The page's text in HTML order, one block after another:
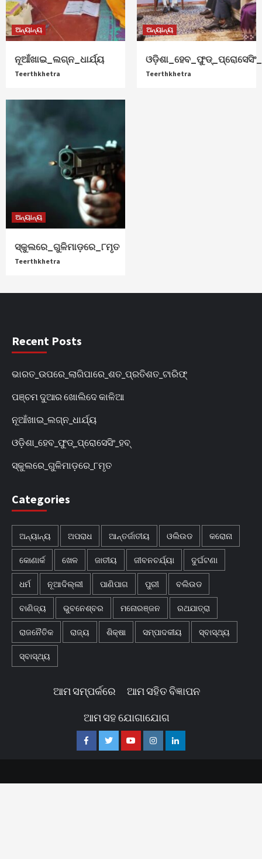
ଅନ୍ୟାନ୍ୟ
ନୂଆଁଖାଇ_ଲଗ୍ନ_ଧାର୍ଯ୍ୟ
Teerthkhetra
ଅନ୍ୟାନ୍ୟ
Teerthkhetra
ଅନ୍ୟାନ୍ୟ
ସ୍କୁଲରେ_ଗୁଳିମାଡ଼ରେ_୮ମୃତ
Teerthkhetra
Recent Posts
ଭାରତ_ଉପରେ_ଲାଗିପାରେ_ଶତ_ପ୍ରତିଶତ_ଟାରିଫ୍
ପଞ୍ଚମ ଦୁଆର ଖୋଲିଦେ କାଳିଆ
ନୂଆଁଖାଇ_ଲଗ୍ନ_ଧାର୍ଯ୍ୟ
ଓଡ଼ିଶା_ହେବ_ଫୁଡ୍‌_ପ୍ରୋସେସିଂ_ହବ୍‌
ସ୍କୁଲରେ_ଗୁଳିମାଡ଼ରେ_୮ମୃତ
Categories
ଅନ୍ୟାନ୍ୟ ଅପରାଧ ଆନ୍ତର୍ଜାତୀୟ ଓଲିଉଡ କରୋନା
କୋଣାର୍କ ଖେଳ ଜାତୀୟ ଜୀବନଚର୍ଯ୍ୟା ଦୁର୍ଘଟଣା
ଧର୍ମ ନୂଆଦିଲ୍ଲୀ ପାଣିପାଗ ପୁରୀ ବଲିଉଡ
ବାଣିଜ୍ୟ ଭୁବନେଶ୍ବର ମନୋରଞ୍ଜନ ରଥଯାତ୍ରା
ରାଜନୈତିକ ରାଜ୍ୟ ଶିକ୍ଷା ସମ୍ପାଦକୀୟ ସ୍ବାସ୍ଥ୍ୟ
ସ୍ବାସ୍ଥ୍ୟ
ଆମ ସମ୍ପର୍କରେ ଆମ ସହିତ ବିଜ୍ଞାପନ
ଆମ ସହ ଯୋଗାଯୋଗ
FacebookTwitterYoutubeInstagramLinkedin